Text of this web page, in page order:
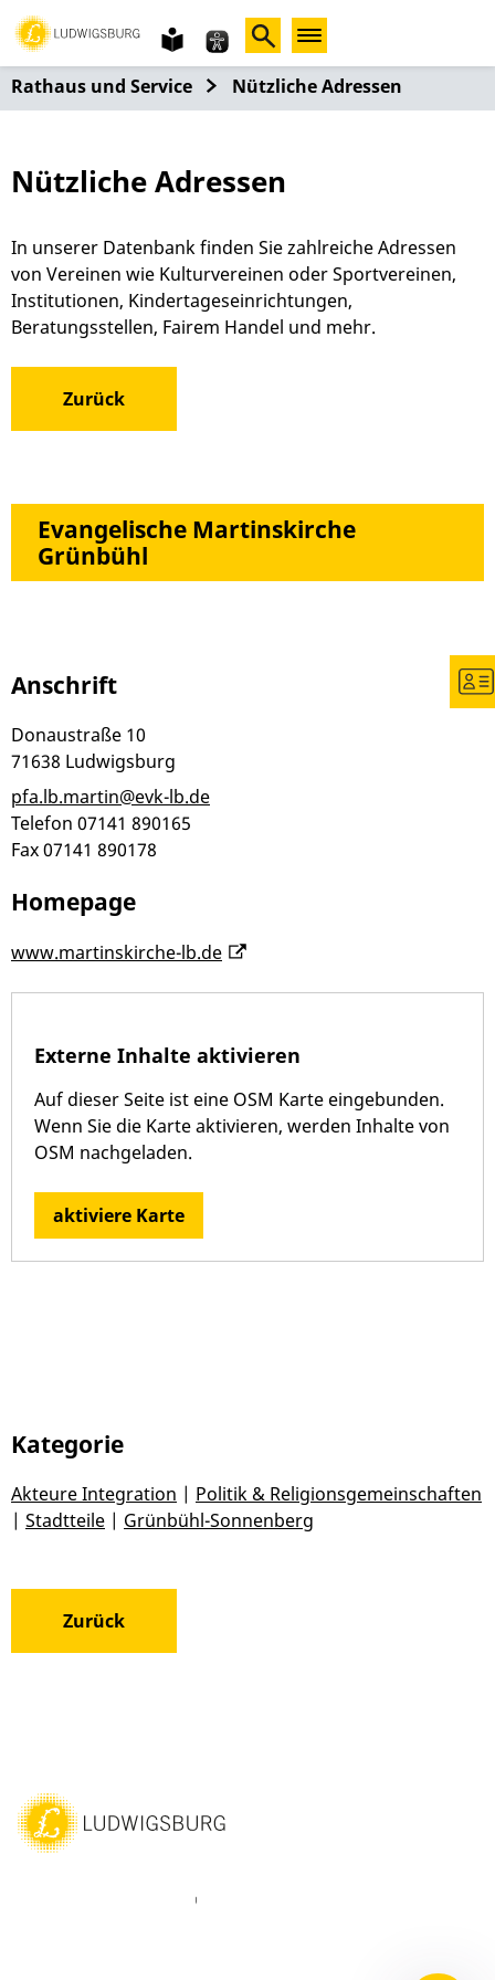
Gebärdensprache
leichte
Sprache
Rathaus und Service Nützliche Adressen
Nützliche Adressen
In unserer Datenbank finden Sie zahlreiche Adressen
von Vereinen wie Kulturvereinen oder Sportvereinen,
Institutionen, Kindertageseinrichtungen,
Beratungsstellen, Fairem Handel und mehr.
Zurück
Evangelische Martinskirche
Grünbühl
Anschrift
Donaustraße 10
71638 Ludwigsburg
pfa.lb.martin@evk-lb.de
Telefon 07141 890165
Fax07141 890178
Homepage
www.martinskirche-lb.de
Externe Inhalte aktivieren
Auf dieser Seite ist eine OSM Karte eingebunden.
Wenn Sie die Karte aktivieren, werden Inhalte von
OSM nachgeladen.
aktiviere Karte
Kategorie
Akteure Integration | Politik & Religionsgemeinschaften
| Stadtteile | Grünbühl-Sonnenberg
Zurück
LinkedIn